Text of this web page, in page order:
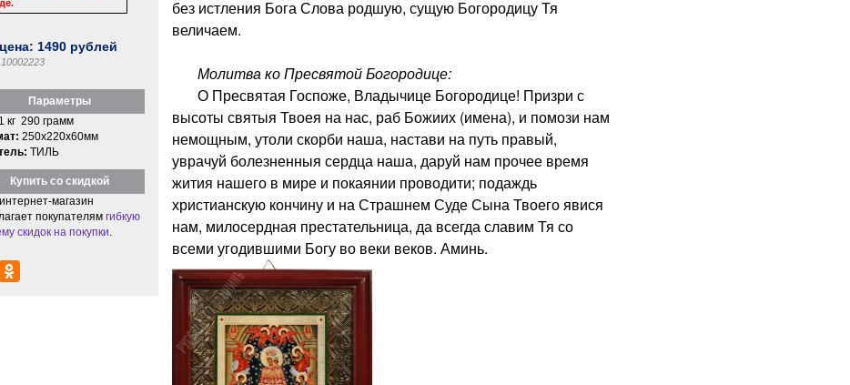
цена: 1490 рублей
Параметры
1 кг 290 грамм
250x220x60мм
ТИЛЬ
Купить со скидкой
магазин
покупателям гибкую
скидок на покупки
без истления Бога Слова родшую, сущую Богородицу Тя
величаем.
Молитва ко Пресвятой Богородице:
О Пресвятая Госпоже, Владычице Богородице! Призри с
высоты святыя Твоея на нас, раб Божиих (имена), и помози нам
немощным, утоли скорби наша, настави на путь правый,
уврачуй болезненныя сердца наша, даруй нам прочее время
жития нашего в мире и покаянии проводити; подаждь
христианскую кончину и на Страшнем Суде Сына Твоего явися
нам, милосердная престательница, да всегда славим Тя со
всеми угодившими Богу во веки веков. Аминь.